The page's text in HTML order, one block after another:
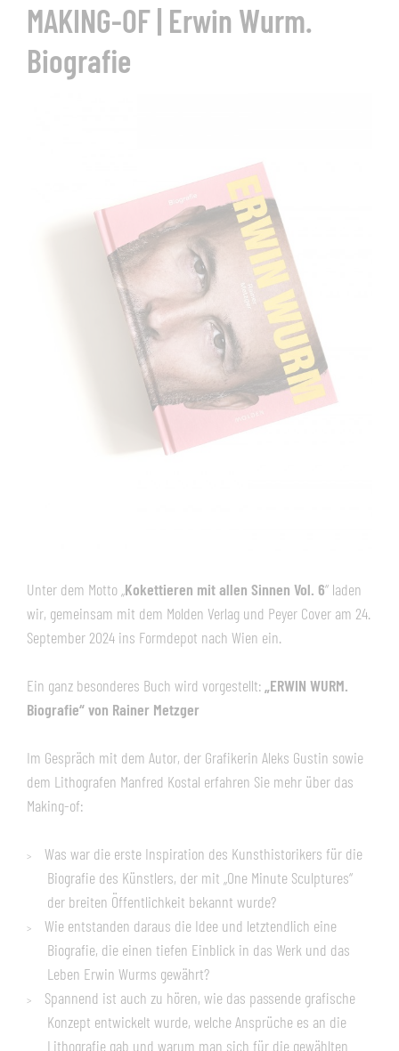
MAKING-OF | Erwin Wurm.
Biografie
Unter dem Motto „Kokettieren mit allen Sinnen Vol. 6“ laden
wir, gemeinsam mit dem Molden Verlag und Peyer Cover am 24.
September 2024 ins Formdepot nach Wien ein.
Ein ganz besonderes Buch wird vorgestellt: „ERWIN WURM.
Biografie“ von Rainer Metzger
Im Gespräch mit dem Autor, der Grafikerin Aleks Gustin sowie
dem Lithografen Manfred Kostal erfahren Sie mehr über das
Making-of:
Was war die erste Inspiration des Kunsthistorikers für die
Biografie des Künstlers, der mit „One Minute Sculptures“
der breiten Öffentlichkeit bekannt wurde?
Wie entstanden daraus die Idee und letztendlich eine
Biografie, die einen tiefen Einblick in das Werk und das
Leben Erwin Wurms gewährt?
Spannend ist auch zu hören, wie das passende grafische
Konzept entwickelt wurde, welche Ansprüche es an die
Lithografie gab und warum man sich für die gewählten